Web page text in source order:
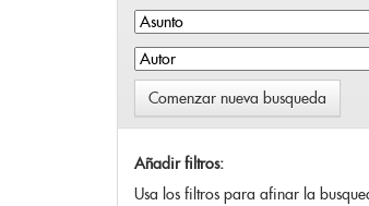
Comenzar nueva busqueda
Añadir filtros:
Usa los filtros para afinar la